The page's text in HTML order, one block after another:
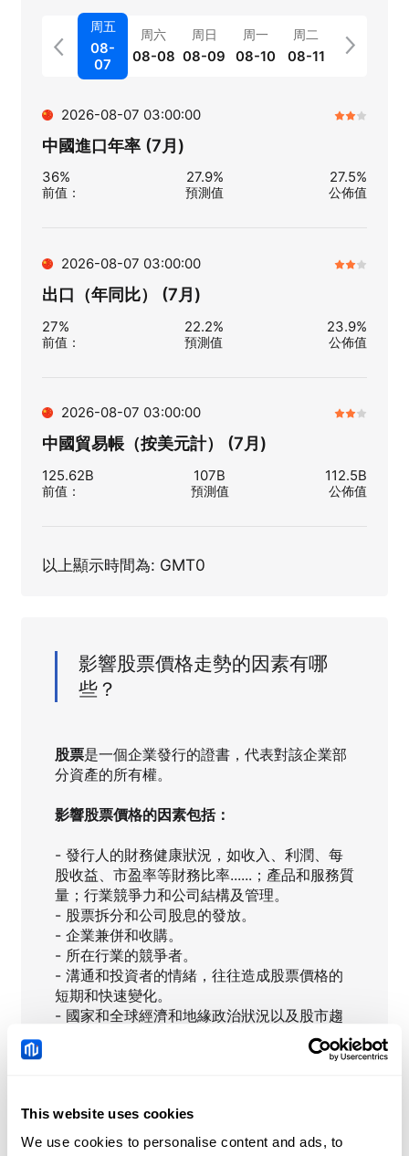
This website uses cookies
We use cookies to personalise content and ads, to
周五
08-
07
周六
08-08
周日
08-09
周一
08-10
周二
08-11
2026-08-07 03:00:00
中國進口年率 (7月)
36%
前值 ：
27.9%
預測值
27.5%
公佈值
2026-08-07 03:00:00
出口（年同比） (7月)
27%
前值 ：
22.2%
預測值
23.9%
公佈值
2026-08-07 03:00:00
中國貿易帳（按美元計） (7月)
125.62B
前值 ：
107B
預測值
112.5B
公佈值
以上顯示時間為: GMT0
影響股票價格走勢的因素有哪
些？
股票是一個企業發行的證書，代表對該企業部
分資產的所有權。
影響股票價格的因素包括：
- 發行人的財務健康狀況，如收入、利潤、每
股收益、市盈率等財務比率......；產品和服務質
量；行業競爭力和公司結構及管理。
- 股票拆分和公司股息的發放。
- 企業兼併和收購。
- 所在行業的競爭者。
- 溝通和投資者的情緒，往往造成股票價格的
短期和快速變化。
- 國家和全球經濟和地緣政治狀況以及股市趨
即時新聞